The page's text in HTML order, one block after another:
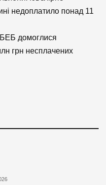
недоплатило понад 11
БЕБ домоглися
грн несплачених